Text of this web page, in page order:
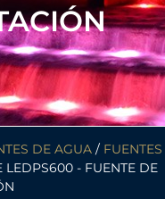
DE AGUA/ FUENTES
LEDPS600 - FUENTE DE